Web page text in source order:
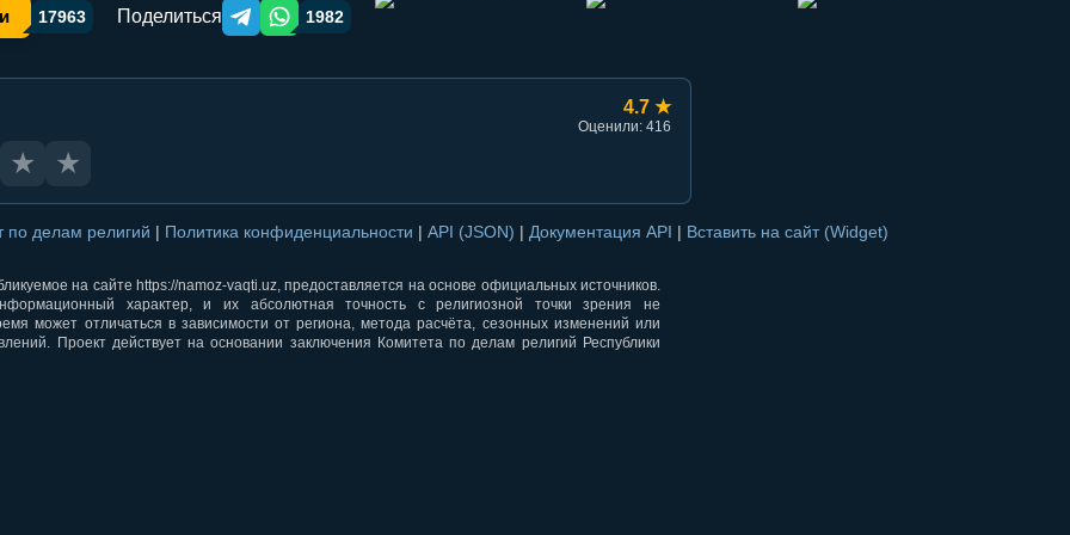
17963 Поделиться Telegram orqali ulashish
WhatsApp orqali ulashish
1982
4.7 ★
Оценили: 416
★ ★
по делам религий | Политика конфиденциальности | API (JSON) | Документация API | Вставить на сайт (Widget)
на сайте https://namoz-vaqti.uz, предоставляется на основе официальных источников.
характер, и их абсолютная точность с религиозной точки зрения не
может отличаться в зависимости от региона, метода расчёта, сезонных изменений или
Проект действует на основании заключения Комитета по делам религий Республики